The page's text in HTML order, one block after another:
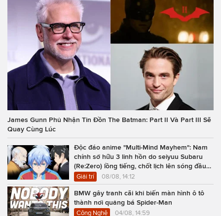
James Gunn Phủ Nhận Tin Đồn The Batman: Part II Và Part III Sẽ
Quay Cùng Lúc
Độc đáo anime "Multi-Mind Mayhem": Nam
chính sở hữu 3 linh hồn do seiyuu Subaru
(Re:Zero) lồng tiếng, chốt lịch lên sóng đầu
năm 2027
Giải trí 08/08, 14:12
BMW gây tranh cãi khi biến màn hình ô tô
thành nơi quảng bá Spider-Man
Công Nghệ 04/08, 14:59